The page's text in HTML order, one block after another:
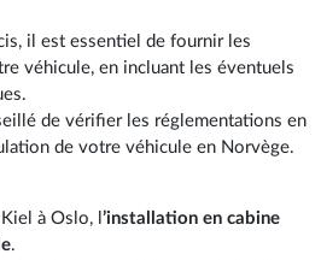
il est essentiel de fournir les
véhicule, en incluant les éventuels
de vérifier les réglementations en
de votre véhicule en Norvège.
à Oslo, l’installation en cabine
.